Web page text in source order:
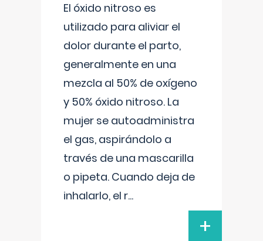
El óxido nitroso es
utilizado para aliviar el
dolor durante el parto,
generalmente en una
mezcla al 50% de oxígeno
y 50% óxido nitroso. La
mujer se autoadministra
el gas, aspirándolo a
través de una mascarilla
o pipeta. Cuando deja de
inhalarlo, el r...
+